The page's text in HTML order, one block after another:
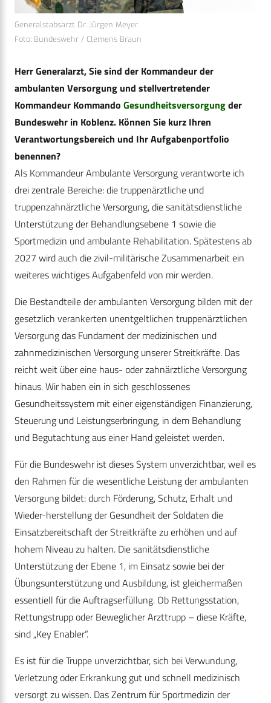
Generalstabsarzt Dr. Jürgen Meyer.
Foto: Bundeswehr / Clemens Braun
Herr Generalarzt, Sie sind der Kommandeur der
ambulanten Versorgung und stellvertretender
Kommandeur Kommando Gesundheitsversorgungder
Bundeswehr in Koblenz. Können Sie kurz Ihren
Verantwortungsbereich und Ihr Aufgabenportfolio
benennen?
Als Kommandeur Ambulante Versorgung verantworte ich
drei zentrale Bereiche: die truppenärztliche und
truppenzahnärztliche Versorgung, die sanitätsdienstliche
Unterstützung der Behandlungsebene 1 sowie die
Sportmedizin und ambulante Rehabilitation. Spätestens ab
2027 wird auch die zivil-militärische Zusammenarbeit ein
weiteres wichtiges Aufgabenfeld von mir werden.
Die Bestandteile der ambulanten Versorgung bilden mit der
gesetzlich verankerten unentgeltlichen truppenärztlichen
Versorgung das Fundament der medizinischen und
zahnmedizinischen Versorgung unserer Streitkräfte. Das
reicht weit über eine haus- oder zahnärztliche Versorgung
hinaus. Wir haben ein in sich geschlossenes
Gesundheitssystem mit einer eigenständigen Finanzierung,
Steuerung und Leistungserbringung, in dem Behandlung
und Begutachtung aus einer Hand geleistet werden.
Für die Bundeswehr ist dieses System unverzichtbar, weil es
den Rahmen für die wesentliche Leistung der ambulanten
Versorgung bildet: durch Förderung, Schutz, Erhalt und
Wieder-herstellung der Gesundheit der Soldaten die
Einsatzbereitschaft der Streitkräfte zu erhöhen und auf
hohem Niveau zu halten. Die sanitätsdienstliche
Unterstützung der Ebene 1, im Einsatz sowie bei der
Übungsunterstützung und Ausbildung, ist gleichermaßen
essentiell für die Auftragserfüllung. Ob Rettungsstation,
Rettungstrupp oder Beweglicher Arzttrupp – diese Kräfte,
sind „Key Enabler“.
Es ist für die Truppe unverzichtbar, sich bei Verwundung,
Verletzung oder Erkrankung gut und schnell medizinisch
versorgt zu wissen. Das Zentrum für Sportmedizin der